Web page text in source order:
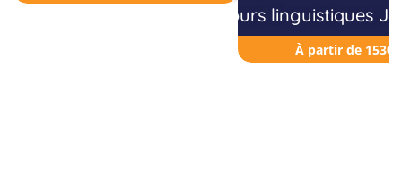
Séjours linguistiques
À partir de 1530